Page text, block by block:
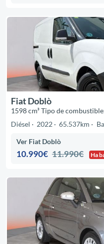
Fiat Doblò
1598 cm³ Tipo de
Diésel
2022 65.537km
Ver Fiat Doblò
10.990€ 11.990€ Ha